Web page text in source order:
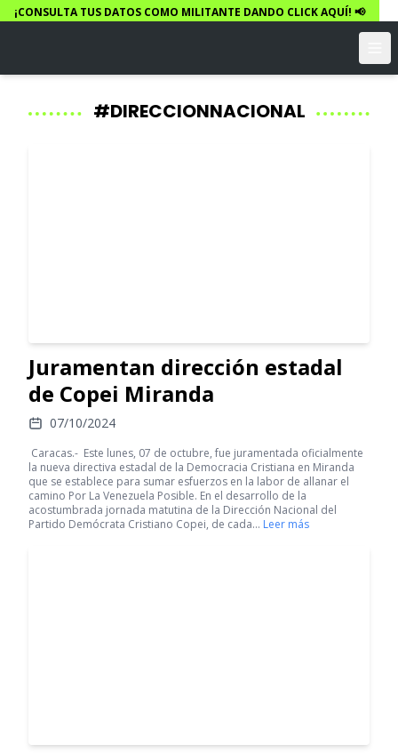
¡CONSULTA TUS DATOS COMO MILITANTE DANDO CLICK AQUÍ! 📢
#DIRECCIONNACIONAL
Juramentan dirección estadal
de Copei Miranda
07/10/2024
Caracas.- Este lunes, 07 de octubre, fue juramentada oficialmente
la nueva directiva estadal de la Democracia Cristiana en Miranda
que se establece para sumar esfuerzos en la labor de allanar el
camino Por La Venezuela Posible. En el desarrollo de la
acostumbrada jornada matutina de la Dirección Nacional del
Partido Demócrata Cristiano Copei, de cada… Leer más